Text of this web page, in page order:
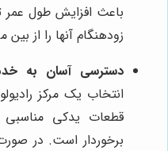
باعث افزایش طول
زودهنگام آنها را از بین
دسترسی آسان به
انتخاب یک مرکز
قطعات یدکی مناسبی
برخوردار است. در